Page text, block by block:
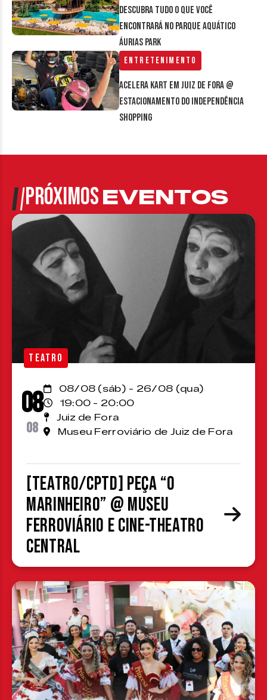
Descubra tudo o que você
encontrará no parque aquático
Áurias Park
Entretenimento
Acelera Kart em Juiz de Fora @
estacionamento do Independência
Shopping
PRÓXIMOSEVENTOS
TEATRO
08
08
08/08 (sáb) - 26/08 (qua)
19:00 - 20:00
Juiz de Fora
Museu Ferroviário de Juiz de Fora
[TEATRO/CPTD] Peça “O
Marinheiro” @ Museu
Ferroviário e Cine-Theatro
Central